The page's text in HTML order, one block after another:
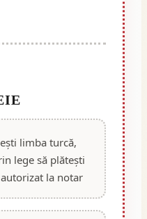
limba turcă,
lege să plătești
la notar